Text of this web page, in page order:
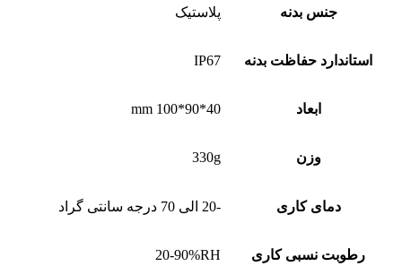
جنس بدنه پلاستیک
استاندارد حفاظت بدنه IP67
ابعاد 40*90*100 mm
وزن 330g
دمای کاری -20 الی 70 درجه سانتی گراد
رطوبت نسبی کاری 20-90%RH